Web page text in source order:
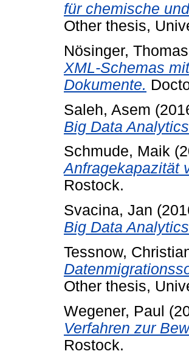
für chemische
Other thesis,
Nösinger, Thomas
XML-Schemas
Dokumente.
Saleh, Asem
Big Data
Schmude, Maik
Anfragekapazität
Rostock.
Svacina, Jan
Big Data
Tessnow,
Other thesis,
Wegener, Paul
Verfahren zur
Rostock.